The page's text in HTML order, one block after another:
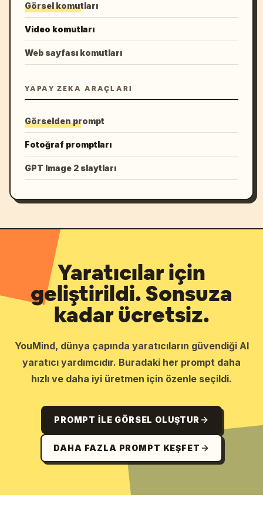
Görsel komutları
Video komutları
Web sayfası komutları
YAPAY ZEKA ARAÇLARI
Görselden prompt
Fotoğraf promptları
GPT Image 2 slaytları
Yaratıcılar için
geliştirildi. Sonsuza
kadar ücretsiz.
YouMind, dünya çapında yaratıcıların güvendiği AI
yaratıcı yardımcıdır. Buradaki her prompt daha
hızlı ve daha iyi üretmen için özenle seçildi.
PROMPT ILE GÖRSEL OLUŞTUR
DAHA FAZLA PROMPT KEŞFET